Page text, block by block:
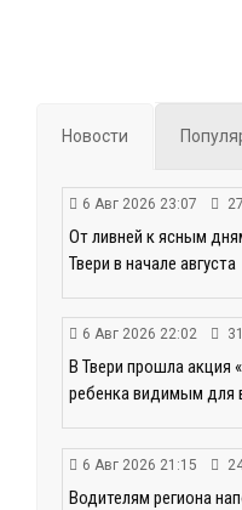
Новости
6 Авг 2026 23:07
От ливней к ясным
Твери в начале августа
6 Авг 2026 22:02
В Твери прошла акция
ребенка видимым для
6 Авг 2026 21:15
Водителям региона